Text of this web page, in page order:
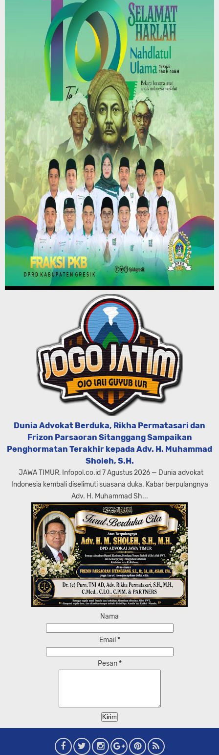
Dunia Advokat Berduka, Rikha Permatasari dan
Frizon Parsaoran Sitanggang Sampaikan
Penghormatan Terakhir kepada Adv. H. Muhammad
Sholeh, S.H.
JAWA TIMUR, Infopol.co.id 7 Agustus 2026 — Dunia advokat
Indonesia kembali diselimuti suasana duka. Kabar berpulangnya
Adv. H. Muhammad Sh...
Nama
Email *
Pesan*